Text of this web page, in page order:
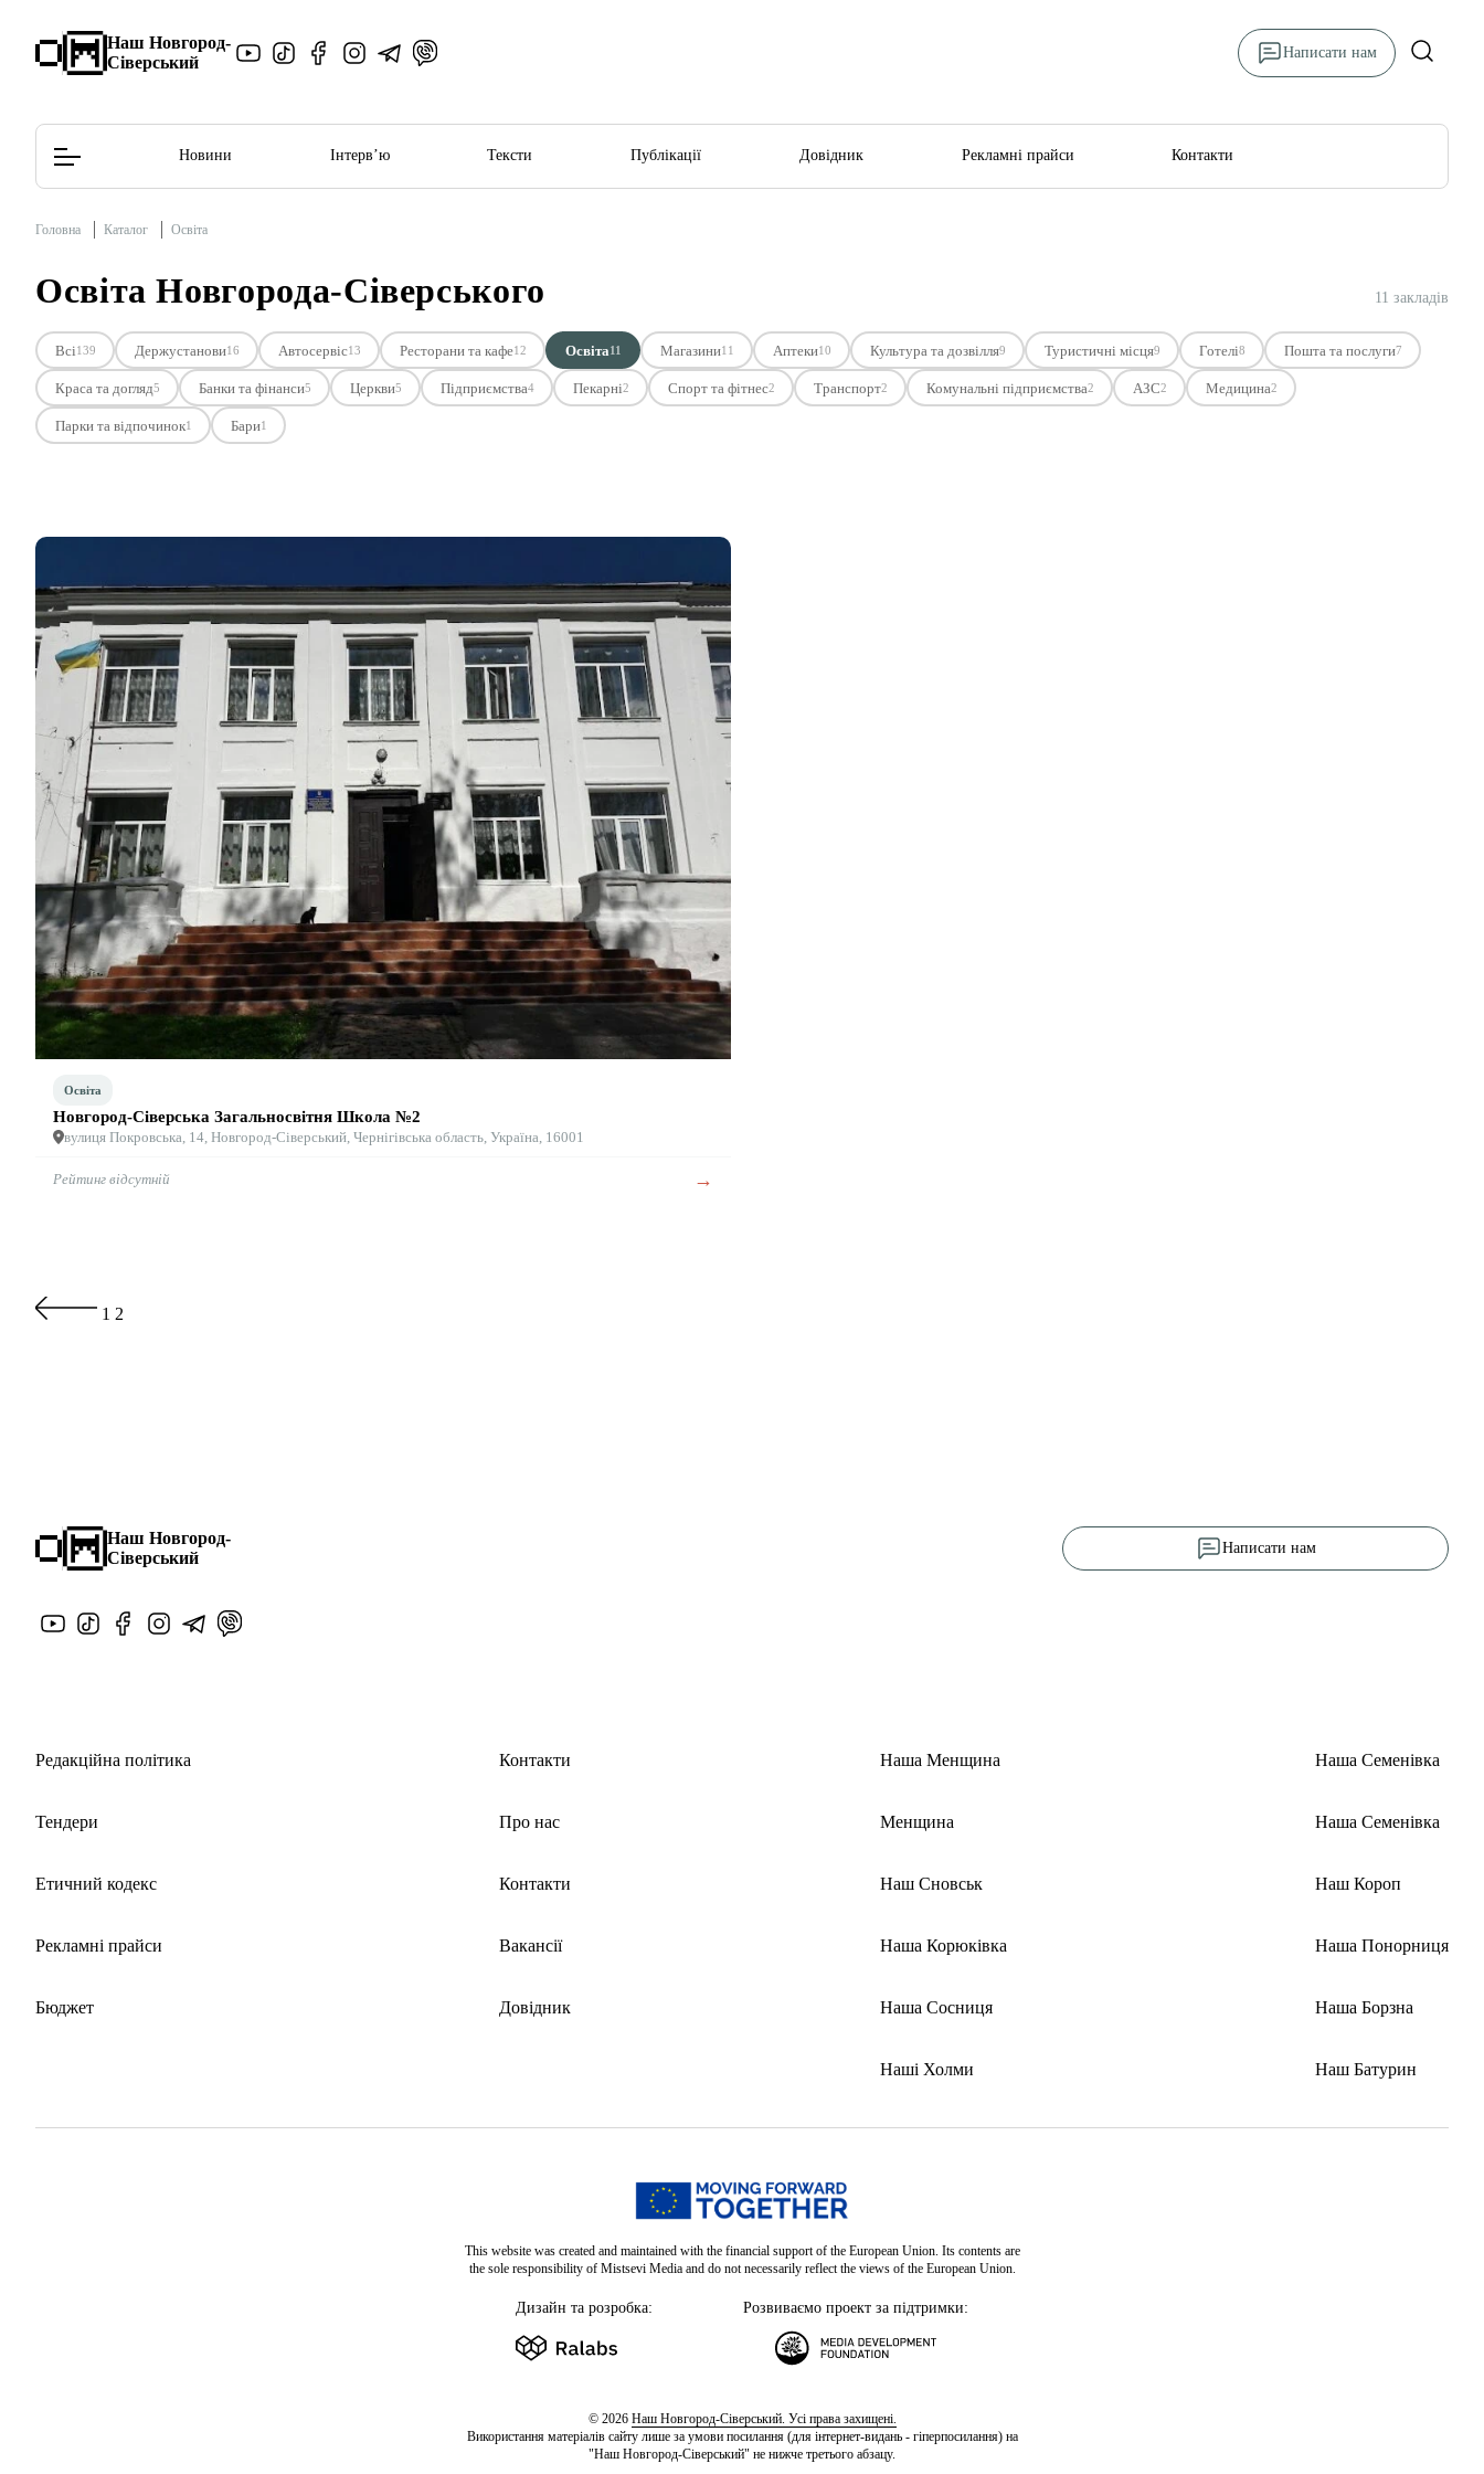
Наш Новгород-
Сіверський
Написати нам
Редакційна політика
Новини Інтерв’ю Тексти Публікації Довідник Рекламні прайси Контакти
Головна Каталог Освіта
Освіта Новгорода-Сіверського 11 закладів
Всі139 Держустанови16 Автосервіс13 Ресторани та кафе12 Освіта11 Магазини11 Аптеки10 Культура та дозвілля9 Туристичні місця9 Готелі8 Пошта та послуги7
Краса та догляд5 Банки та фінанси5 Церкви5 Підприємства4 Пекарні2 Спорт та фітнес2 Транспорт2 Комунальні підприємства2 АЗС2 Медицина2
Парки та відпочинок1 Бари1
Освіта
Новгород-Сіверська Загальносвітня Школа №2
вулиця Покровська, 14, Новгород-Сіверський, Чернігівська область, Україна, 16001
Рейтинг відсутній →
НавігаціяСторінка
1 Сторінка
2
Наш Новгород-
Сіверський
Написати нам
Редакційна політика
Тендери
Етичний кодекс
Рекламні прайси
Бюджет
Контакти
Про нас
Контакти
Вакансії
Довідник
Наша Менщина
Менщина
Наш Сновськ
Наша Корюківка
Наша Сосниця
Наші Холми
Наша Семенівка
Наша Семенівка
Наш Короп
Наша Понорниця
Наша Борзна
Наш Батурин
This website was created and maintained with the financial support of the European Union. Its contents are
the sole responsibility of Mistsevi Media and do not necessarily reflect the views of the European Union.
Дизайн та розробка: Розвиваємо проект за підтримки:
© 2026 Наш Новгород-Сіверський. Усі права захищені.
Використання матеріалів сайту лише за умови посилання (для інтернет-видань - гіперпосилання) на
"Наш Новгород-Сіверський" не нижче третього абзацу.